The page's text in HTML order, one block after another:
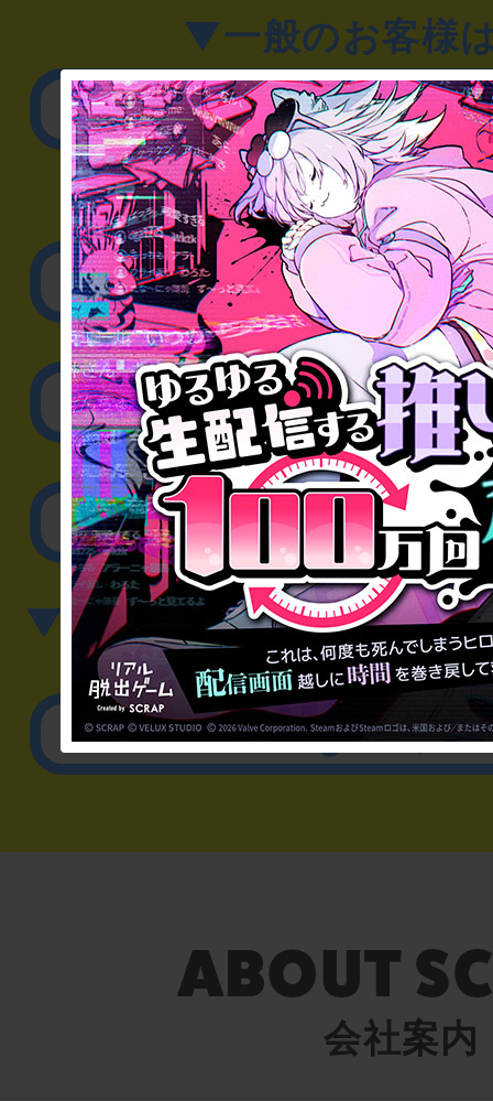
▼一般のお客様
公演内容、チケット
▼企業／法人の方
リアル脱出ゲーム制作
取材に関するお
その他のご相談／
▼英語、中国語でのお問
English／
会社案内